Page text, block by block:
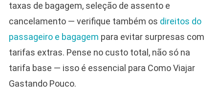
taxas de bagagem, seleção de assento e
cancelamento — verifique também os direitos do
passageiro e bagagem para evitar surpresas com
tarifas extras. Pense no custo total, não só na
tarifa base — isso é essencial para Como Viajar
Gastando Pouco.